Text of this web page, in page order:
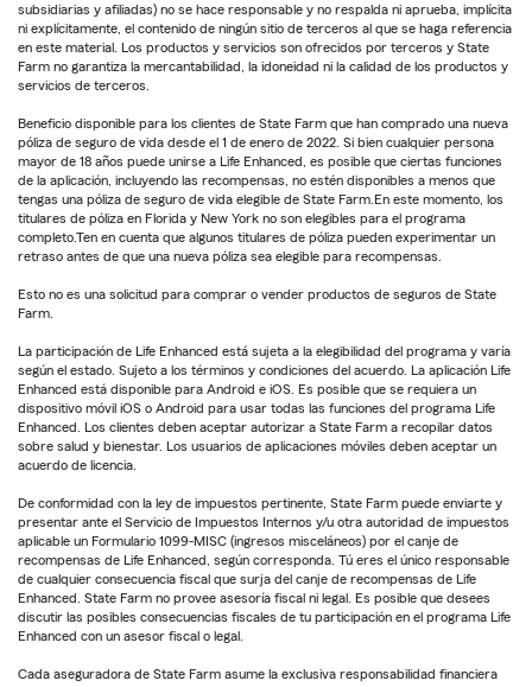
subsidiarias y afiliadas) no se hace responsable y no respalda ni aprueba, implícita
ni explícitamente, el contenido de ningún sitio de terceros al que se haga referencia
en este material. Los productos y servicios son ofrecidos por terceros y State
Farm no garantiza la mercantabilidad, la idoneidad ni la calidad de los productos y
servicios de terceros.
Beneficio disponible para los clientes de State Farm que han comprado una nueva
póliza de seguro de vida desde el 1 de enero de 2022. Si bien cualquier persona
mayor de 18 años puede unirse a Life Enhanced, es posible que ciertas funciones
de la aplicación, incluyendo las recompensas, no estén disponibles a menos que
tengas una póliza de seguro de vida elegible de State Farm.En este momento, los
titulares de póliza en Florida y New York no son elegibles para el programa
completo.Ten en cuenta que algunos titulares de póliza pueden experimentar un
retraso antes de que una nueva póliza sea elegible para recompensas.
Esto no es una solicitud para comprar o vender productos de seguros de State
Farm.
La participación de Life Enhanced está sujeta a la elegibilidad del programa y varía
según el estado. Sujeto a los términos y condiciones del acuerdo. La aplicación Life
Enhanced está disponible para Android e iOS. Es posible que se requiera un
dispositivo móvil iOS o Android para usar todas las funciones del programa Life
Enhanced. Los clientes deben aceptar autorizar a State Farm a recopilar datos
sobre salud y bienestar. Los usuarios de aplicaciones móviles deben aceptar un
acuerdo de licencia.
De conformidad con la ley de impuestos pertinente, State Farm puede enviarte y
presentar ante el Servicio de Impuestos Internos y/u otra autoridad de impuestos
aplicable un Formulario 1099-MISC (ingresos misceláneos) por el canje de
recompensas de Life Enhanced, según corresponda. Tú eres el único responsable
de cualquier consecuencia fiscal que surja del canje de recompensas de Life
Enhanced. State Farm no provee asesoría fiscal ni legal. Es posible que desees
discutir las posibles consecuencias fiscales de tu participación en el programa Life
Enhanced con un asesor fiscal o legal.
Cada aseguradora de State Farm asume la exclusiva responsabilidad financiera